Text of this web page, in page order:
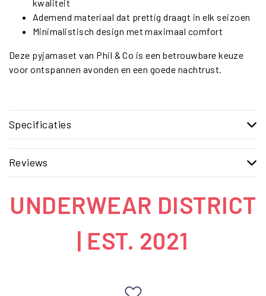
kwaliteit
Ademend materiaal dat prettig draagt in elk seizoen
Minimalistisch design met maximaal comfort
Deze pyjamaset van Phil & Co is een betrouwbare keuze
voor ontspannen avonden en een goede nachtrust.
Specificaties
Reviews
UNDERWEAR DISTRICT
| EST. 2021